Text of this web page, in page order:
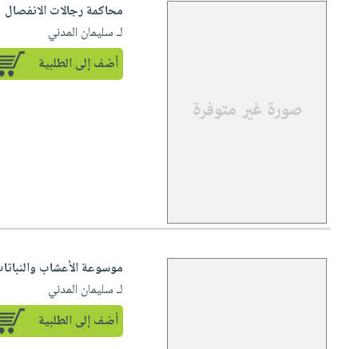
محاكمة رجالات الانفصال
لـ سليمان المدني
أضف إلى الطلبية
موسوعة الأعشاب
لـ سليمان المدني
أضف إلى الطلبية